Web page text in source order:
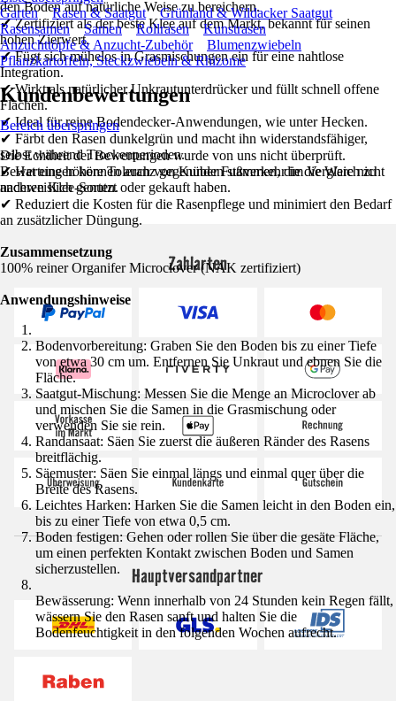
den Boden auf natürliche Weise zu bereichern.
✔ Zertifiziert als der beste Klee auf dem Markt, bekannt für seinen
hohen Zierwert.
✔ Fügt sich mühelos in Grasmischungen ein für eine nahtlose
Integration.
✔ Wirkt als natürlicher Unkrautunterdrücker und füllt schnell offene
Flächen.
✔ Ideal für reine Bodendecker-Anwendungen, wie unter Hecken.
✔ Färbt den Rasen dunkelgrün und macht ihn widerstandsfähiger,
selbst während Trockenperioden.
✔ Hat eine höhere Toleranz gegenüber Fußverkehr im Vergleich zu
anderen Klee-Sorten.
✔ Reduziert die Kosten für die Rasenpflege und minimiert den Bedarf
an zusätzlicher Düngung.
Zusammensetzung
100% reiner Organifer Microclover (NAK zertifiziert)
Anwendungshinweise
Bodenvorbereitung: Graben Sie den Boden bis zu einer Tiefe
von etwa 30 cm um. Entfernen Sie Unkraut und ebnen Sie die
Fläche.
Saatgut-Mischung: Messen Sie die Menge an Microclover ab
und mischen Sie die Samen in die Grasmischung oder
verwenden Sie sie rein.
Randansaat: Säen Sie zuerst die äußeren Ränder des Rasens
breitflächig.
Säemuster: Säen Sie einmal längs und einmal quer über die
Breite des Rasens.
Leichtes Harken: Harken Sie die Samen leicht in den Boden ein,
bis zu einer Tiefe von etwa 0,5 cm.
Boden festigen: Gehen oder rollen Sie über die gesäte Fläche,
um einen perfekten Kontakt zwischen Boden und Samen
sicherzustellen.
Bewässerung: Wenn innerhalb von 24 Stunden kein Regen fällt,
wässern Sie den Rasen sanft und halten Sie die
Bodenfeuchtigkeit in den folgenden Wochen aufrecht.
Garten
Rasen & Saatgut
Grünland & Wildacker Saatgut
Rasensamen
Samen Rollrasen
Kunstrasen
Anzuchttöpfe & Anzucht-Zubehör
Blumenzwiebeln
Pflanzkartoffeln, Steckzwiebeln & Rhizome
Kundenbewertungen
Bereich überspringen
Die Echtheit der Bewertungen wurde von uns nicht überprüft.
Bewertungen können auch von Kunden stammen, die die Ware nicht
nachweislich genutzt oder gekauft haben.
Zahlarten
Hauptversandpartner